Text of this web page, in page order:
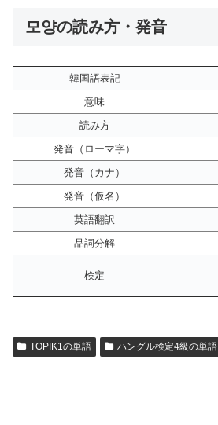
모양の読み方・発音
韓国語表記
意味
読み方
発音（ローマ字）
発音（カナ）
発音（仮名）
英語翻訳
品詞分解
検定
TOPIK1の単語 ハングル検定4級の単語